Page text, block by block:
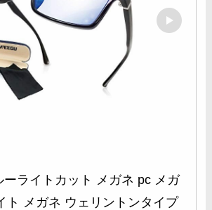
ーライトカット メガネ pc メガ
ト メガネ ウェリントンタイプ